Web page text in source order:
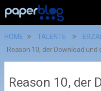
HOME TALENTE
Reason 10, der Download
Reason 10, der